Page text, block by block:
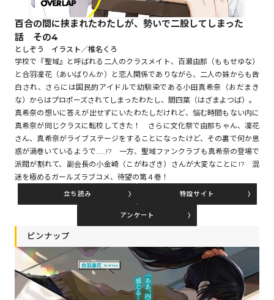
リキューレ
コミックパルフェ
コミックエッセイ
百合の間に挟まれたわたしが、勢いで二股してしまった
話 その4
としぞう イラスト／椎名くろ
学校で『聖域』と呼ばれる二人のクラスメイト、百瀬由那（ももせゆな）
と合羽凜花（あいばりんか）と恋人関係でありながら、二人の妹からも告
白され、さらには国民的アイドルで幼馴染である小田真希奈（おだまき
な）からはプロポーズされてしまったわたし、間四葉（はざまよつば）。
真希奈の想いに答えが出せずにいたわたしだけれど、悩む時間もない内に
真希奈が同じクラスに転校してきた！ さらに文化祭で由那ちゃん、凜花
さん、真希奈がライブステージをすることになったけど、その裏で何か思
惑が渦巻いているようで……!? 一方、聖域ファンクラブも真希奈の登場で
派閥が割れて、副会長の小金崎（こがねざき）さんが大変なことに!? 混
迷を極めるガールズラブコメ、待望の第４巻！
立ち読み 特設サイト
アンケート
ピンナップ